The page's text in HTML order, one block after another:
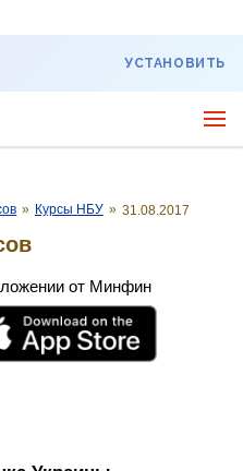
УСТАНОВИТЬ
» Курсы НБУ » 31.08.2017
от Минфин